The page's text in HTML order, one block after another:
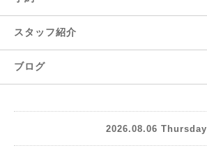
スタッフ紹介
ブログ
2026.08.06 Thursday